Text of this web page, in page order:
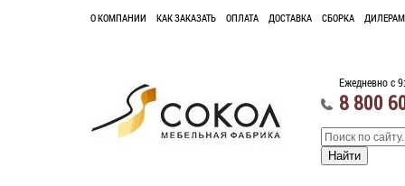
О КОМПАНИИ КАК ЗАКАЗАТЬ ОПЛАТА ДОСТАВКА СБОРКА ДИЛЕРАМ
Ежедневно с
8 800